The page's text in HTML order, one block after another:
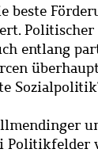
beste
entlang
Politikfelder